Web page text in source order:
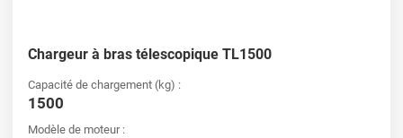
Chargeur à bras télescopique TL1500
Capacité de chargement (kg) :
1500
Modèle de moteur :